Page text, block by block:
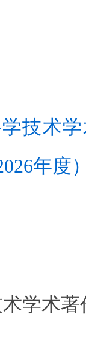
技术
年度
学术